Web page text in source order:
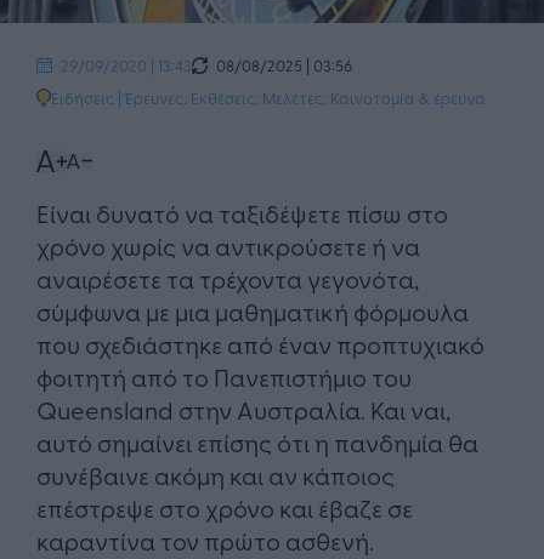
29/09/2020 | 13:43
08/08/2025 | 03:56
Ειδήσεις |Έρευνες, Εκθέσεις, Μελέτες Καινοτομία & έρευνα
​Είναι δυνατό να ταξιδέψετε πίσω στο
χρόνο χωρίς να αντικρούσετε ή να
αναιρέσετε τα τρέχοντα γεγονότα,
σύμφωνα με μια μαθηματική φόρμουλα
που σχεδιάστηκε από έναν προπτυχιακό
φοιτητή από το Πανεπιστήμιο του
Queensland στην Αυστραλία. Και ναι,
αυτό σημαίνει επίσης ότι η πανδημία θα
συνέβαινε ακόμη και αν κάποιος
επέστρεψε στο χρόνο και έβαζε σε
καραντίνα τον πρώτο ασθενή.